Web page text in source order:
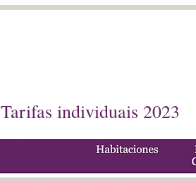
Tarifas individuais 2023